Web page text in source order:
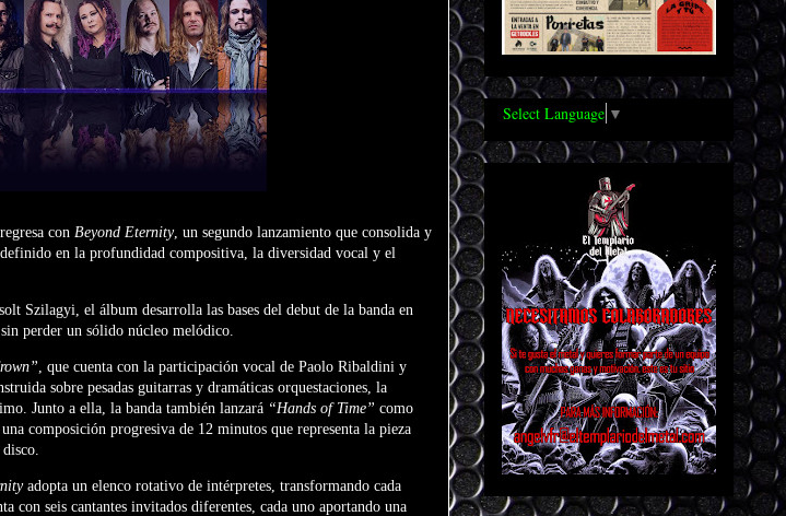
regresa con Beyond Eternity, un segundo lanzamiento que consolida y
en la profundidad compositiva, la diversidad vocal y el
Szilagyi, el álbum desarrolla las bases del debut de la banda en
perder un sólido núcleo melódico.
, que cuenta con la participación vocal de Paolo Ribaldini y
sobre pesadas guitarras y dramáticas orquestaciones, la
Junto a ella, la banda también lanzará “Hands of Time” como
composición progresiva de 12 minutos que representa la pieza
adopta un elenco rotativo de intérpretes, transformando cada
con seis cantantes invitados diferentes, cada uno aportando una
Select Language ▼